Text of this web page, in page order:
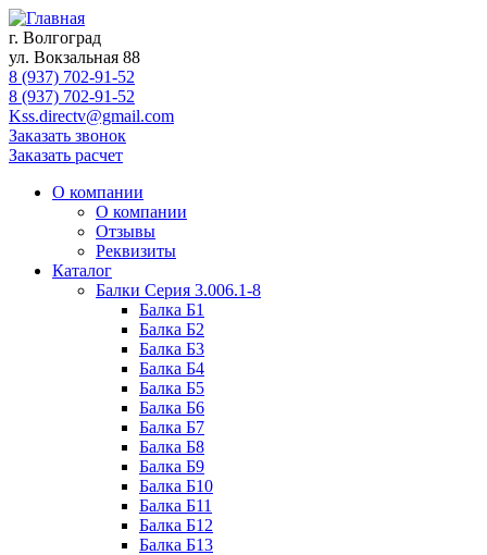
г. Волгоград
ул. Вокзальная 88
8 (937) 702-91-52
8 (937) 702-91-52
Kss.directv@gmail.com
Заказать звонок
Заказать расчет
О компании
О компании
Отзывы
Реквизиты
Каталог
Балки Cерия 3.006.1-8
Балка Б1
Балка Б2
Балка Б3
Балка Б4
Балка Б5
Балка Б6
Балка Б7
Балка Б8
Балка Б9
Балка Б10
Балка Б11
Балка Б12
Балка Б13